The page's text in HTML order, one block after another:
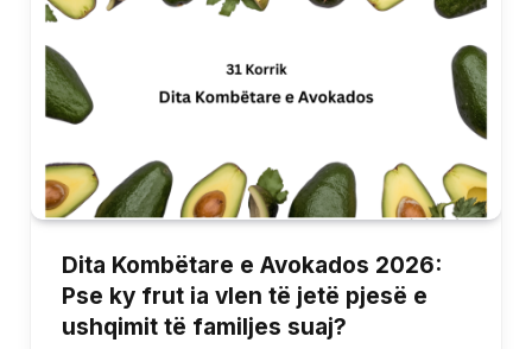
Dita Kombëtare e Avokados 2026:
Pse ky frut ia vlen të jetë pjesë e
ushqimit të familjes suaj?